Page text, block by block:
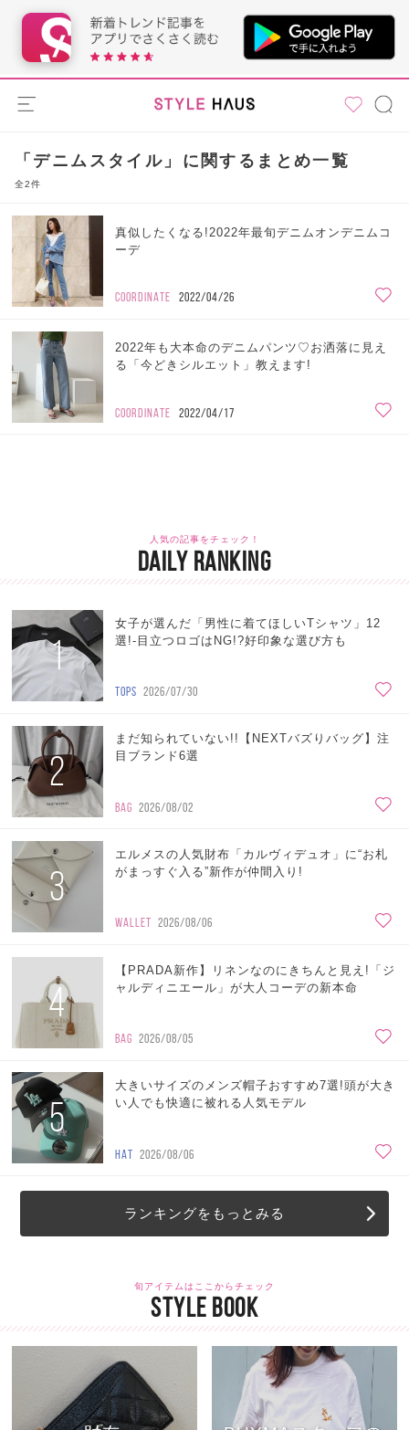
「デニムスタイル」に関するまとめ一覧
全2件
真似したくなる!2022年最旬デニムオンデニムコ
ーデ
COORDINATE 2022/04/26
2022年も大本命のデニムパンツ♡お洒落に見え
る「今どきシルエット」教えます!
COORDINATE 2022/04/17
人気の記事をチェック！
DAILY RANKING
1
女子が選んだ「男性に着てほしいTシャツ」12
選!-目立つロゴはNG!?好印象な選び方も
TOPS 2026/07/30
2
まだ知られていない!!【NEXTバズりバッグ】注
目ブランド6選
BAG 2026/08/02
3
エルメスの人気財布「カルヴィデュオ」に“お札
がまっすぐ入る”新作が仲間入り!
WALLET 2026/08/06
4
【PRADA新作】リネンなのにきちんと見え!「ジ
ャルディニエール」が大人コーデの新本命
BAG 2026/08/05
5
大きいサイズのメンズ帽子おすすめ7選!頭が大き
い人でも快適に被れる人気モデル
HAT 2026/08/06
ランキングをもっとみる
旬アイテムはここからチェック
STYLE BOOK